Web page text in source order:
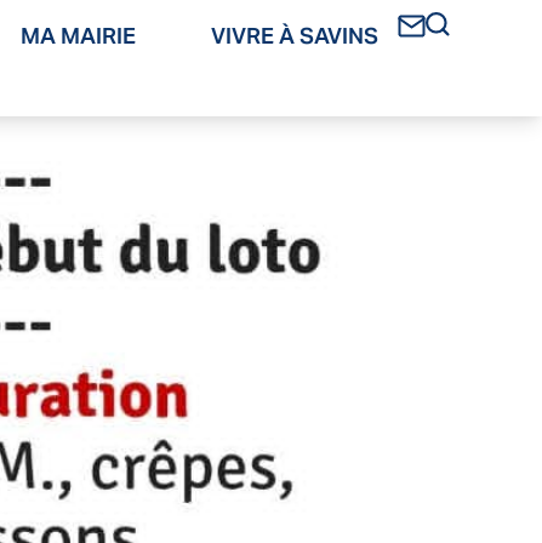
MA MAIRIE VIVRE À SAVINS